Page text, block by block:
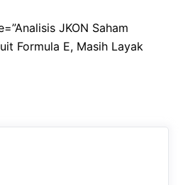
JKON Saham
Formula E, Masih Layak